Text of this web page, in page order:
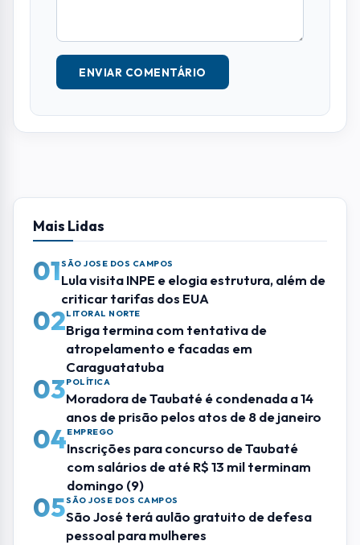
ENVIAR COMENTÁRIO
Mais Lidas
01SÃO JOSE DOS CAMPOS
Lula visita INPE e elogia estrutura, além de
criticar tarifas dos EUA
02LITORAL NORTE
Briga termina com tentativa de
atropelamento e facadas em
Caraguatatuba
03POLÍTICA
Moradora de Taubaté é condenada a 14
anos de prisão pelos atos de 8 de janeiro
04EMPREGO
Inscrições para concurso de Taubaté
com salários de até R$ 13 mil terminam
domingo (9)
05SÃO JOSE DOS CAMPOS
São José terá aulão gratuito de defesa
pessoal para mulheres